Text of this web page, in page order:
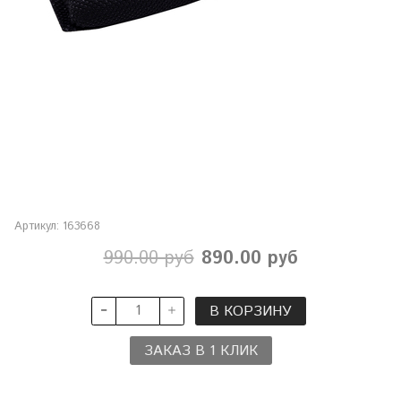
Артикул: 163668
990.00 руб 890.00 руб
В КОРЗИНУ
ЗАКАЗ В 1 КЛИК